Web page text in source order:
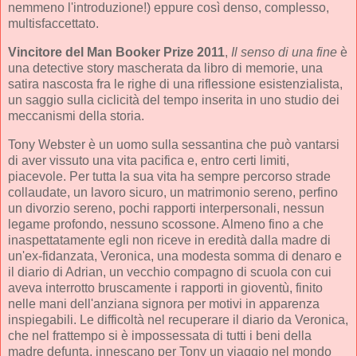
nemmeno l'introduzione!) eppure così denso, complesso,
multisfaccettato.
Vincitore del Man Booker Prize 2011, Il senso di una fine è
una detective story mascherata da libro di memorie, una
satira nascosta fra le righe di una riflessione esistenzialista,
un saggio sulla ciclicità del tempo inserita in uno studio dei
meccanismi della storia.
Tony Webster è un uomo sulla sessantina che può vantarsi
di aver vissuto una vita pacifica e, entro certi limiti,
piacevole. Per tutta la sua vita ha sempre percorso strade
collaudate, un lavoro sicuro, un matrimonio sereno, perfino
un divorzio sereno, pochi rapporti interpersonali, nessun
legame profondo, nessuno scossone. Almeno fino a che
inaspettatamente egli non riceve in eredità dalla madre di
un'ex-fidanzata, Veronica, una modesta somma di denaro e
il diario di Adrian, un vecchio compagno di scuola con cui
aveva interrotto bruscamente i rapporti in gioventù, finito
nelle mani dell'anziana signora per motivi in apparenza
inspiegabili. Le difficoltà nel recuperare il diario da Veronica,
che nel frattempo si è impossessata di tutti i beni della
madre defunta, innescano per Tony un viaggio nel mondo